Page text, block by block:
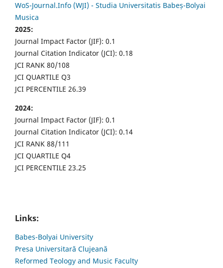
WoS-Journal.Info (WJI) - Studia Universitatis Babeș-Bolyai
Musica
2025:
Journal Impact Factor (JIF): 0.1
Journal Citation Indicator (JCI): 0.18
JCI RANK 80/108
JCI QUARTILE Q3
JCI PERCENTILE 26.39
2024:
Journal Impact Factor (JIF): 0.1
Journal Citation Indicator (JCI): 0.14
JCI RANK 88/111
JCI QUARTILE Q4
JCI PERCENTILE 23.25
Links:
Babes-Bolyai University
Presa Universitară Clujeană
Reformed Teology and Music Faculty